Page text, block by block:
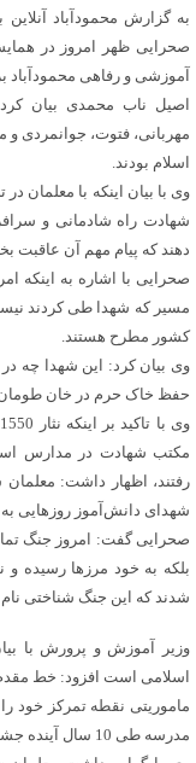
به گزارش محمودآباد
صحرایی ظهر امروز در
آموزشی و رفاهی محمودآباد
اصیل ناب محمدی بیان
مهربانی، فتوت، جوانمردی
اسلام بودند.
وی با بیان اینکه با معلمان
شهادت راه شادمانی و
دهند که پیام مهم آن
صحرایی با اشاره به اینکه
مسیر که شهدا طی کردند
کشور مطرح هستند.
حفظ خاک حرم در خان طومان
مکتب شهادت در مدارس
رفتند، اظهار داشت:
شهدای دانش‌آموز روزهایی
صحرایی گفت: امروز جنگ
بلکه به خود مرزها رسیده و
شدند که این جنگ شناختی نام
وزیر آموزش و پرورش با
اسلامی است افزود: خط
ماموریتی نقطه تمرکز خود
مدرسه طی 10 سال آینده جشن پیروزی را برپا خواهیم کرد.